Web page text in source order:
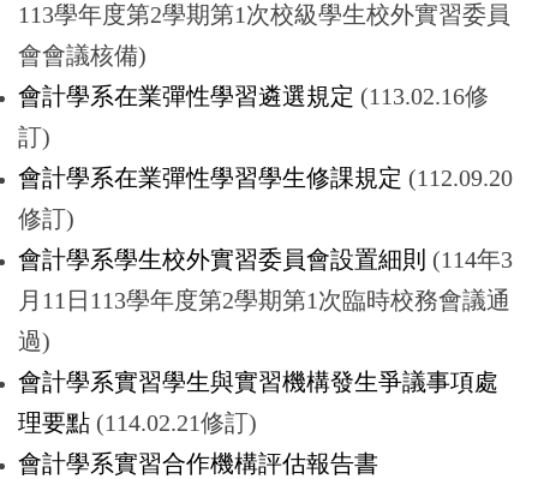
113學年度第2學期第1次校級學生校外實習委員
會會議核備)
會計學系在業彈性學習遴選規定 (113.02.16修
訂)
會計學系在業彈性學習學生修課規定 (112.09.20
修訂)
會計學系學生校外實習委員會設置細則 (114年3
月11日113學年度第2學期第1次臨時校務會議通
過)
會計學系實習學生與實習機構發生爭議事項處
理要點 (114.02.21修訂)
會計學系實習合作機構評估報告書